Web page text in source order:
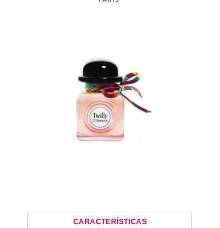
CARACTERÍSTICAS